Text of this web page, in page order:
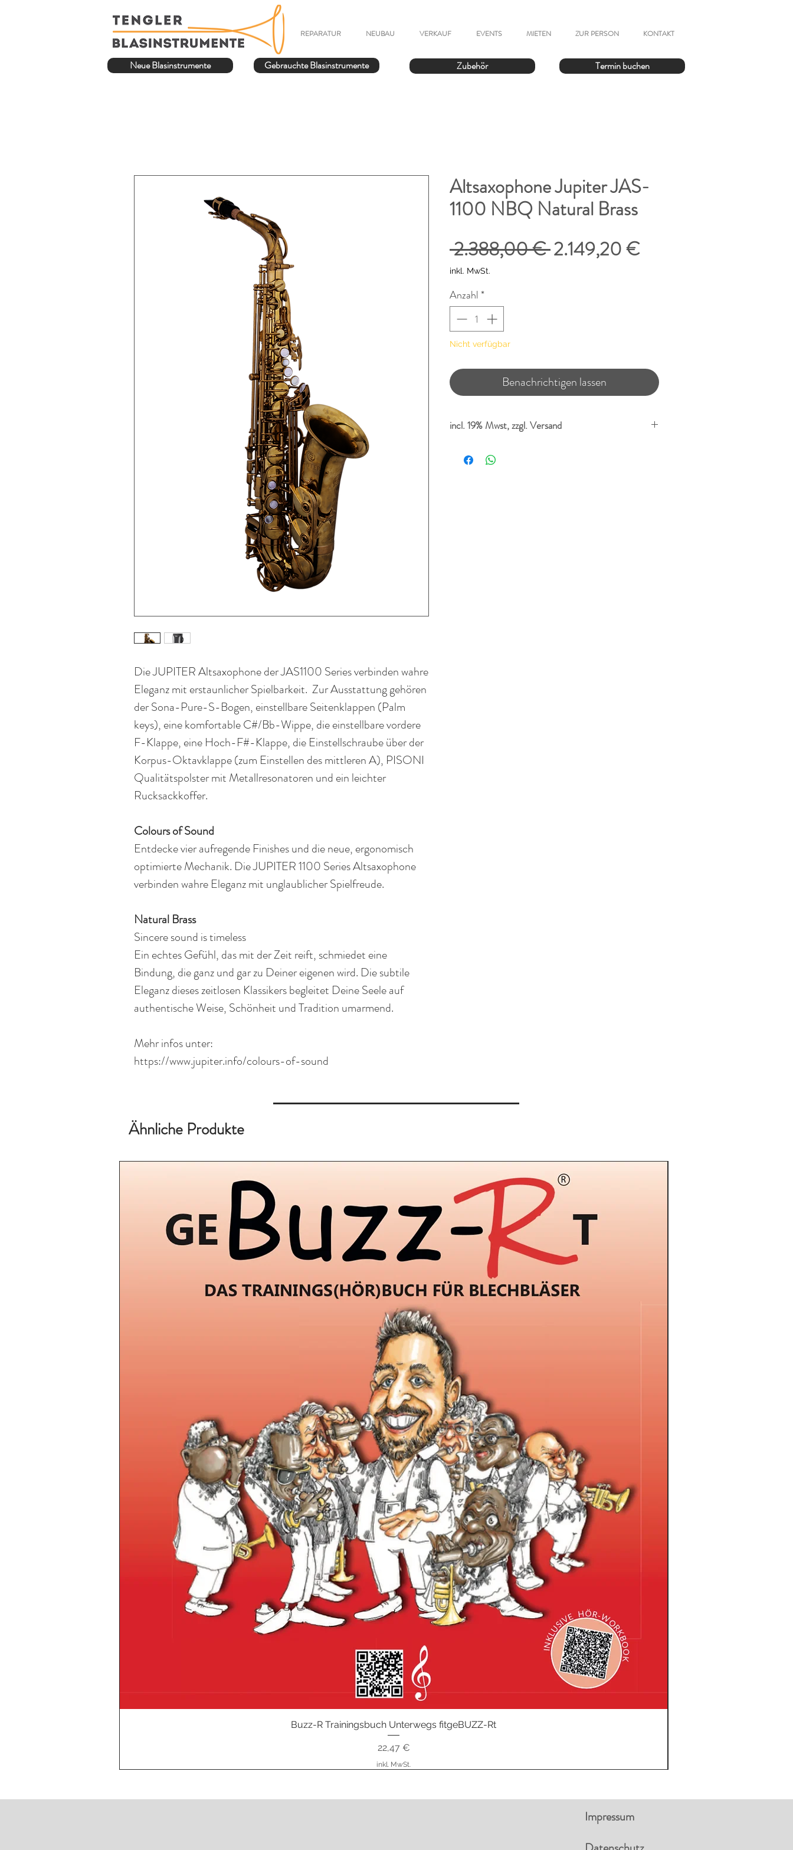
REPARATUR NEUBAU VERKAUF EVENTS MIETEN ZUR PERSON KONTAKT
Neue Blasinstrumente Gebrauchte Blasinstrumente Zubehör Termin buchen
Die JUPITER Altsaxophone der JAS1100 Series verbinden wahre
Eleganz mit erstaunlicher Spielbarkeit. Zur Ausstattung gehören
der Sona-Pure-S-Bogen, einstellbare Seitenklappen (Palm
keys), eine komfortable C#/Bb-Wippe, die einstellbare vordere
F-Klappe, eine Hoch-F#-Klappe, die Einstellschraube über der
Korpus-Oktavklappe (zum Einstellen des mittleren A), PISONI
Qualitätspolster mit Metallresonatoren und ein leichter
Rucksackkoffer.
Colours of Sound
Entdecke vier aufregende Finishes und die neue, ergonomisch
optimierte Mechanik. Die JUPITER 1100 Series Altsaxophone
verbinden wahre Eleganz mit unglaublicher Spielfreude.
Natural Brass
Sincere sound is timeless
Ein echtes Gefühl, das mit der Zeit reift, schmiedet eine
Bindung, die ganz und gar zu Deiner eigenen wird. Die subtile
Eleganz dieses zeitlosen Klassikers begleitet Deine Seele auf
authentische Weise, Schönheit und Tradition umarmend.
Mehr infos unter:
https://www.jupiter.info/colours-of-sound
Altsaxophone Jupiter JAS-
1100 NBQ Natural Brass
2.388,00 € Standardpreis
2.149,20 €
inkl. MwSt.
Anzahl *
Nicht verfügbar
Benachrichtigen lassen
incl. 19% Mwst, zzgl. Versand
Ähnliche Produkte
Schnellansicht
Buzz-R Trainingsbuch Unterwegs fitgeBUZZ-Rt
Preis
22,47 €
inkl. MwSt.
Impressum